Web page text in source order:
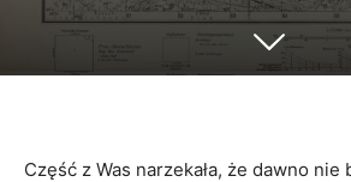
Część z Was narzekała, że dawno nie